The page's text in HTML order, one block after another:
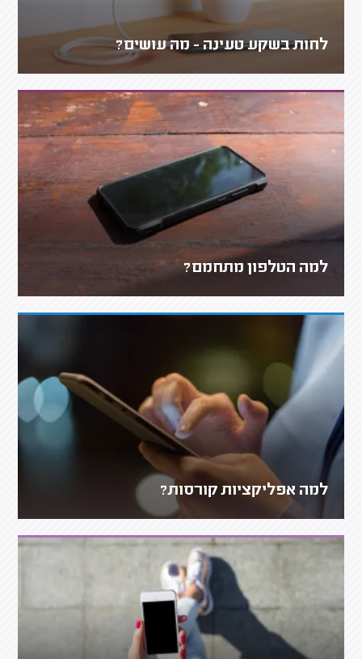
לחות בשקע טעינה - מה עושים?
למה הטלפון מתחמם?
למה אפליקציות קורסות?